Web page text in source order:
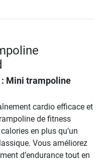
Mini trampoline
cardio efficace et
de fitness
en plus qu’un
Vous améliorez
d’endurance tout en